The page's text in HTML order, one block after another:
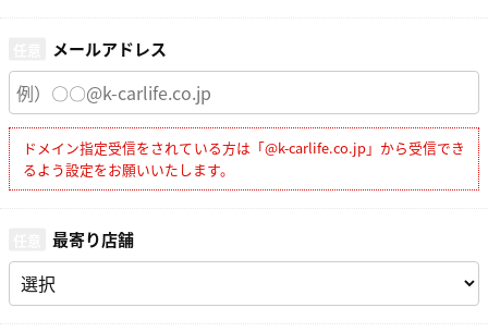
メールアドレス
ドメイン指定受信をされている方は「@k-carlife.co.jp」から受信でき
るよう設定をお願いいたします。
最寄り店舗